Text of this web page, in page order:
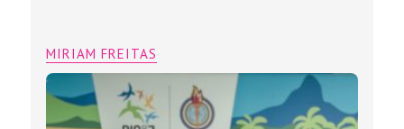
MIRIAM FREITAS